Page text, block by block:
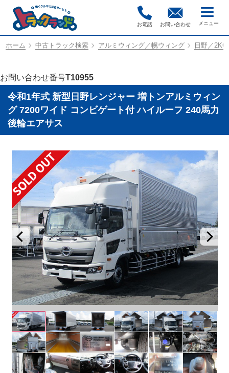
お電話 お問い合わせ
ホーム 中古トラック検索 アルミウィング／幌ウィング 日野／
お問い合わせ番号T10955
令和1年式 新型日野レンジャー 増トンアルミウィン
グ 7200ワイド コンビゲート付 ハイルーフ 240馬力
後輪エアサス